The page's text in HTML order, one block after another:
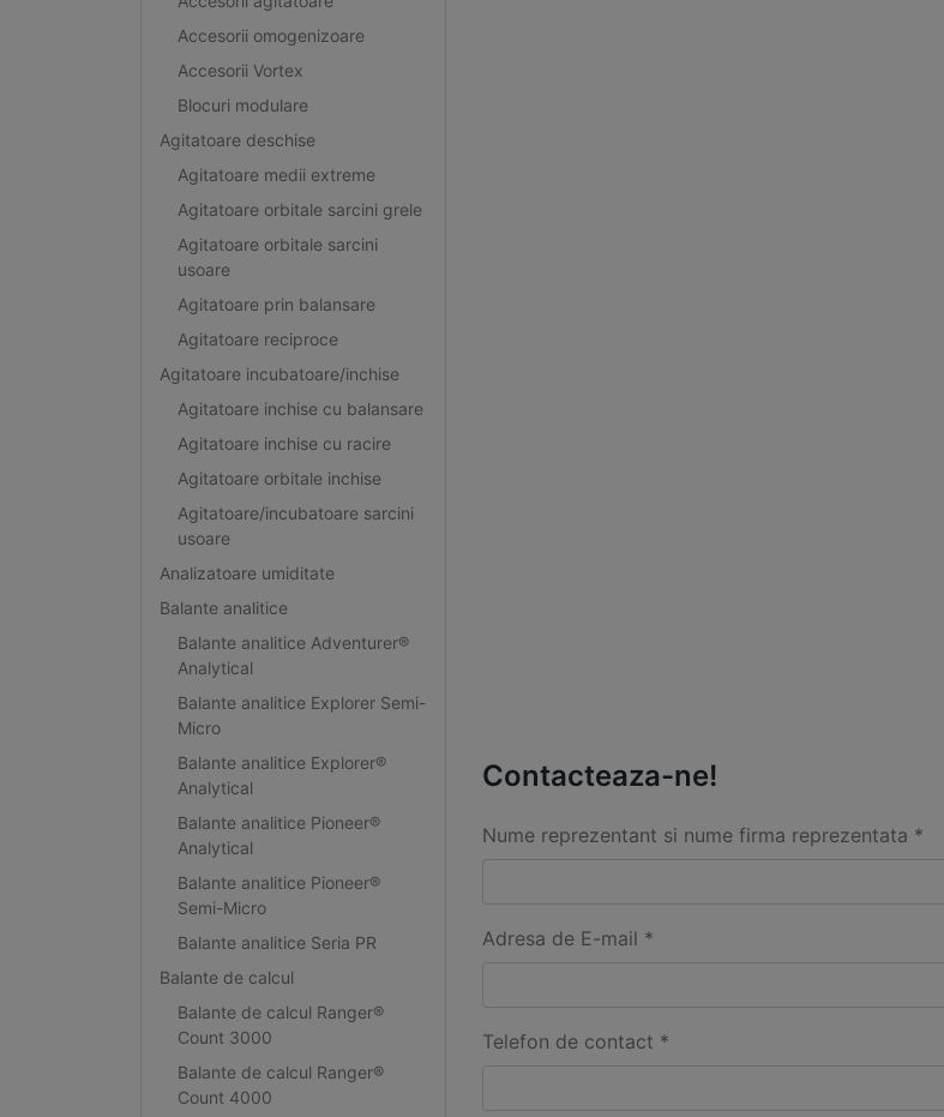
Accesorii omogenizoare
Accesorii Vortex
Blocuri modulare
Agitatoare deschise
Agitatoare medii extreme
Agitatoare orbitale sarcini grele
Agitatoare orbitale sarcini
usoare
Agitatoare prin balansare
Agitatoare reciproce
Agitatoare incubatoare/inchise
Agitatoare inchise cu balansare
Agitatoare inchise cu racire
Agitatoare orbitale inchise
Agitatoare/incubatoare sarcini
usoare
Analizatoare umiditate
Balante analitice
Balante analitice Adventurer®
Analytical
Balante analitice Explorer Semi-
Micro
Balante analitice Explorer®
Analytical
Balante analitice Pioneer®
Analytical
Balante analitice Pioneer®
Semi-Micro
Balante analitice Seria PR
Balante de calcul
Balante de calcul Ranger®
Count 3000
Balante de calcul Ranger®
Count 4000
Contacteaza-ne!
Nume reprezentant si nume firma reprezentata *
Adresa de E-mail *
Telefon de contact *